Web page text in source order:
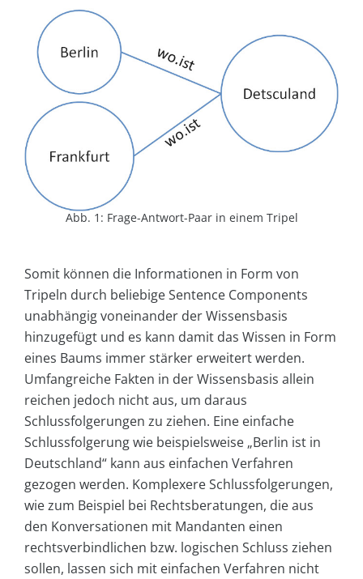
Abb. 1: Frage-Antwort-Paar in einem Tripel
Somit können die Informationen in Form von
Tripeln durch beliebige Sentence Components
unabhängig voneinander der Wissensbasis
hinzugefügt und es kann damit das Wissen in Form
eines Baums immer stärker erweitert werden.
Umfangreiche Fakten in der Wissensbasis allein
reichen jedoch nicht aus, um daraus
Schlussfolgerungen zu ziehen. Eine einfache
Schlussfolgerung wie beispielsweise „Berlin ist in
Deutschland“ kann aus einfachen Verfahren
gezogen werden. Komplexere Schlussfolgerungen,
wie zum Beispiel bei Rechtsberatungen, die aus
den Konversationen mit Mandanten einen
rechtsverbindlichen bzw. logischen Schluss ziehen
sollen, lassen sich mit einfachen Verfahren nicht